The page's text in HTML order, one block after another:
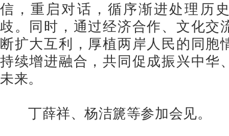
信，重启对话，循序渐进处理历
歧。同时，通过经济合作、文化交
断扩大互利，厚植两岸人民的同胞
持续增进融合，共同促成振兴中华
未来。
丁薛祥、杨洁篪等参加会见。